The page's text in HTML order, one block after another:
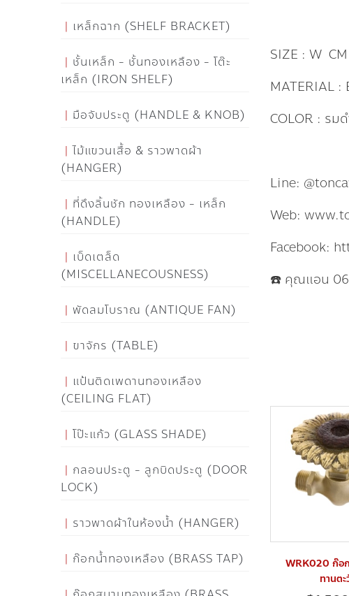
SIZE : W CM
MATERIAL :
COLOR : รมด
Line:
Web:
Facebook:
☎️ คุณแอน
WRK020 ก๊อ
ทานตะ
เหล็กฉาก (SHELF BRACKET)
ชั้นเหล็ก - ชั้นทองเหลือง - โต๊ะ
เหล็ก (IRON SHELF)
มือจับประตู (HANDLE & KNOB)
ไม้แขวนเสื้อ & ราวพาดผ้า
(HANGER)
ที่ดึงลิ้นชัก ทองเหลือง - เหล็ก
(HANDLE)
เบ็ดเตล็ด
(MISCELLANECOUSNESS)
พัดลมโบราณ (ANTIQUE FAN)
ขาจักร (TABLE)
แป้นติดเพดานทองเหลือง
(CEILING FLAT)
โป๊ะแก้ว (GLASS SHADE)
กลอนประตู - ลูกบิดประตู (DOOR
LOCK)
ราวพาดผ้าในห้องน้ำ (HANGER)
ก๊อกน้ำทองเหลือง (BRASS TAP)